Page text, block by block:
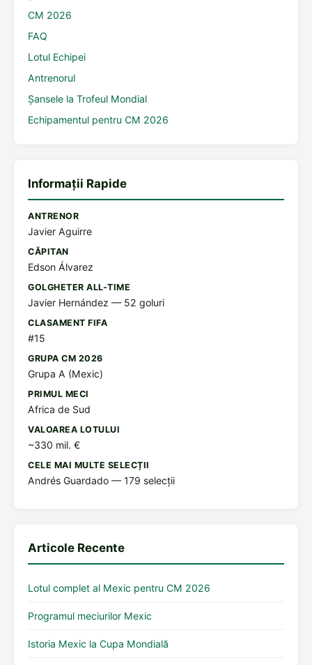
CM 2026
FAQ
Lotul Echipei
Antrenorul
Șansele la Trofeul Mondial
Echipamentul pentru CM 2026
Informații Rapide
ANTRENOR
Javier Aguirre
CĂPITAN
Edson Álvarez
GOLGHETER ALL-TIME
Javier Hernández — 52 goluri
CLASAMENT FIFA
#15
GRUPA CM 2026
Grupa A (Mexic)
PRIMUL MECI
Africa de Sud
VALOAREA LOTULUI
~330 mil. €
CELE MAI MULTE SELECȚII
Andrés Guardado — 179 selecții
Articole Recente
Lotul complet al Mexic pentru CM 2026
Programul meciurilor Mexic
Istoria Mexic la Cupa Mondială